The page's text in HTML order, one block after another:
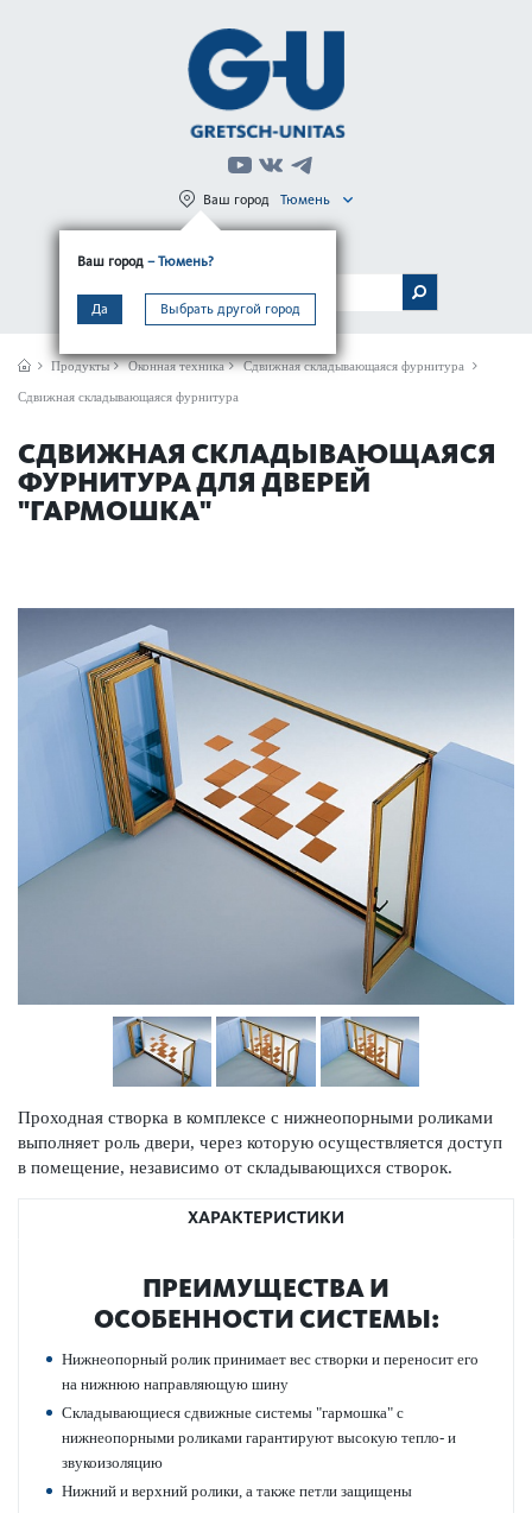
Ваш город – Тюмень?
Да Выбрать другой город
Ваш город Тюмень
МЕНЮ
Продукты Оконная техника Сдвижная складывающаяся фурнитура
Сдвижная складывающаяся фурнитура
СДВИЖНАЯ СКЛАДЫВАЮЩАЯСЯ
ФУРНИТУРА ДЛЯ ДВЕРЕЙ
"ГАРМОШКА"
Проходная створка в комплексе с нижнеопорными роликами
выполняет роль двери, через которую осуществляется доступ
в помещение, независимо от складывающихся створок.
ХАРАКТЕРИСТИКИ
ПРЕИМУЩЕСТВА И
ОСОБЕННОСТИ СИСТЕМЫ:
Нижнеопорный ролик принимает вес створки и переносит его
на нижнюю направляющую шину
Складывающиеся сдвижные системы "гармошка" с
нижнеопорными роликами гарантируют высокую тепло- и
звукоизоляцию
Нижний и верхний ролики, а также петли защищены